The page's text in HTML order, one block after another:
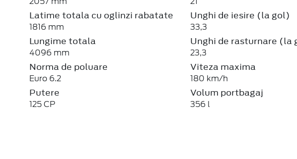
Latime totala cu oglinzi rabatate
1816 mm
Lungime totala
4096 mm
Norma de poluare
Euro 6.2
Putere
125 CP
Unghi de iesire (la gol)
33,3
Unghi de rasturnare (la
23,3
Viteza maxima
180 km/h
Volum portbagaj
356 l